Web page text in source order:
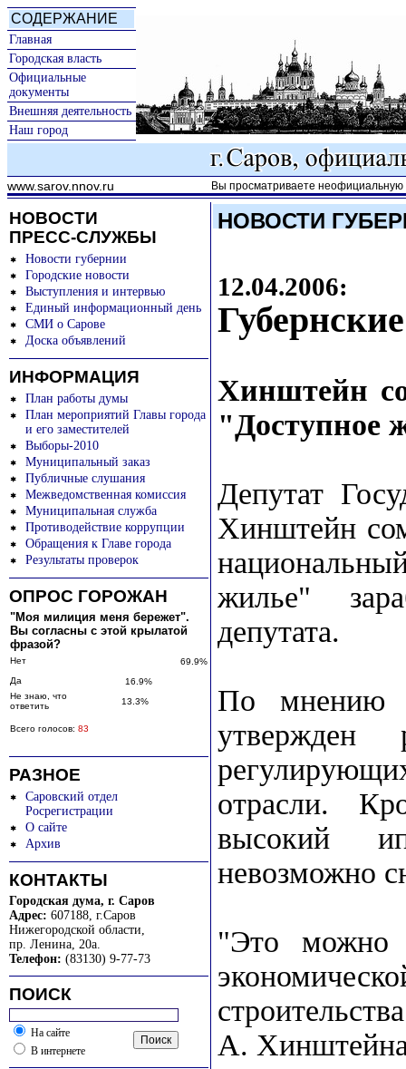
СОДЕРЖАНИЕ
Главная
Городская власть
Официальные
документы
Внешняя деятельность
Наш город
www.sarov.nnov.ru Вы просматриваете неофициальную
НОВОСТИ
ПРЕСС-СЛУЖБЫ
Новости губернии
Городские новости
Выступления и интервью
Единый информационный день
СМИ о Сарове
Доска объявлений
ИНФОРМАЦИЯ
План работы думы
План мероприятий Главы города
и его заместителей
Выборы-2010
Муниципальный заказ
Публичные слушания
Межведомственная комиссия
Муниципальная служба
Противодействие коррупции
Обращения к Главе города
Результаты проверок
ОПРОС ГОРОЖАН
"Моя милиция меня бережет".
Вы согласны с этой крылатой
фразой?
Нет
69.9%
Да
16.9%
Не знаю, что
ответить
13.3%
Всего голосов: 83
РАЗНОЕ
Саровский отдел
Росрегистрации
О сайте
Архив
КОНТАКТЫ
Городская дума, г. Саров
Адрес: 607188, г.Саров
Нижегородской области,
пр. Ленина, 20а.
Телефон: (83130) 9-77-73
ПОИСК
На сайте
В интернете
НОВОСТИ
12.04.2006:
Хинштейн
"Доступное
Депутат
Хинштейн
жилье"
депутата.
По мнению
утвержден
отрасли.
высокий
невозможно
"Это можно
А.